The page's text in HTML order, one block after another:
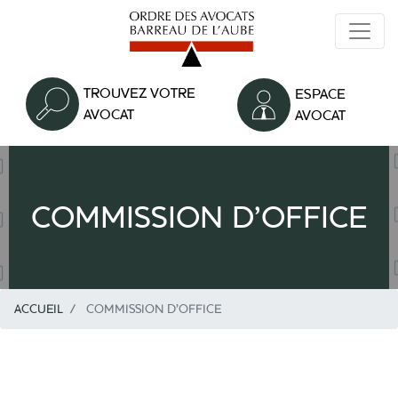
principal
TROUVEZ VOTRE
AVOCAT
ESPACE
AVOCAT
COMMISSION D’OFFICE
ACCUEIL COMMISSION D’OFFICE